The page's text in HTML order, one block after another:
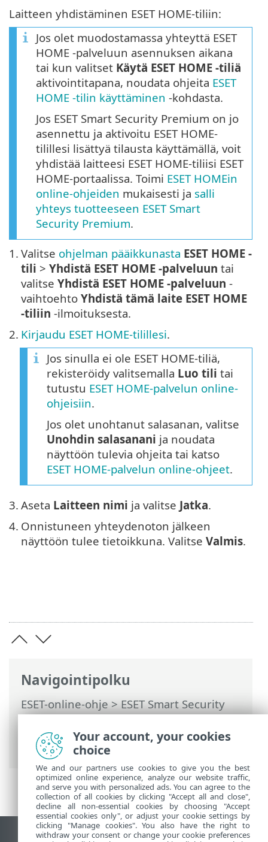
Navigointipolku
ESET-online-ohje>ESET Smart Security
Premium>Tuotteen ESET Smart Security
Premium käsitteleminen >ESET HOME -
> Yhdistä ESET HOME-palveluun
Laitteen yhdistäminen ESET HOME-tiliin:
Jos olet muodostamassa yhteyttä ESET
HOME -palveluun asennuksen aikana
tai kun valitset Käytä ESET HOME -tiliä
aktivointitapana, noudata ohjeita ESET
HOME -tilin käyttäminen -kohdasta.
Jos ESET Smart Security Premium on jo
asennettu ja aktivoitu ESET HOME-
tilillesi lisättyä tilausta käyttämällä, voit
yhdistää laitteesi ESET HOME-tiliisi ESET
HOME-portaalissa. Toimi ESET HOMEin
online-ohjeiden mukaisesti ja salli
yhteys tuotteeseen ESET Smart
Security Premium.
1. Valitse ohjelman pääikkunasta ESET HOME -
tili > Yhdistä ESET HOME -palveluun tai
valitse Yhdistä ESET HOME -palveluun -
vaihtoehto Yhdistä tämä laite ESET HOME
-tiliin -ilmoituksesta.
2. Kirjaudu ESET HOME-tilillesi.
Jos sinulla ei ole ESET HOME-tiliä,
rekisteröidy valitsemalla Luo tili tai
tutustu ESET HOME-palvelun online-
ohjeisiin.
Jos olet unohtanut salasanan, valitse
Unohdin salasanani ja noudata
näyttöön tulevia ohjeita tai katso
ESET HOME-palvelun online-ohjeet.
3. Aseta Laitteen nimi ja valitse Jatka.
4. Onnistuneen yhteydenoton jälkeen
näyttöön tulee tietoikkuna. Valitse Valmis.
Your account, your cookies
choice
We and our partners use cookies to give you the best
optimized online experience, analyze our website traffic,
and serve you with personalized ads. You can agree to the
collection of all cookies by clicking "Accept all and close",
decline all non-essential cookies by choosing "Accept
essential cookies only", or adjust your cookie settings by
clicking "Manage cookies". You also have the right to
withdraw your consent or change your cookie preferences